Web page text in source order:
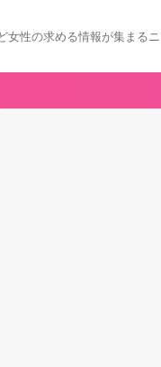
女性の求める情報が集まる